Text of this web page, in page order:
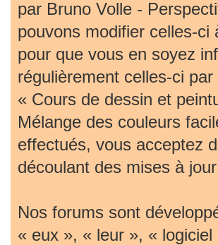
par Bruno Volle -
pouvons modifier celles-ci
pour que vous en soyez
régulièrement celles-ci
« Cours de dessin et
Mélange des couleurs
effectués, vous acceptez
découlant des mises à
Nos forums sont
« eux », « leur », «